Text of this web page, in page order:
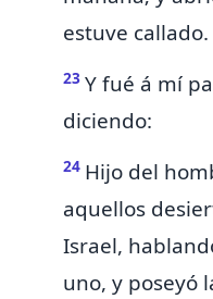
estuve callado.
23 Y fué á mí
diciendo:
24 Hijo del
aquellos
Israel,
uno, y poseyó